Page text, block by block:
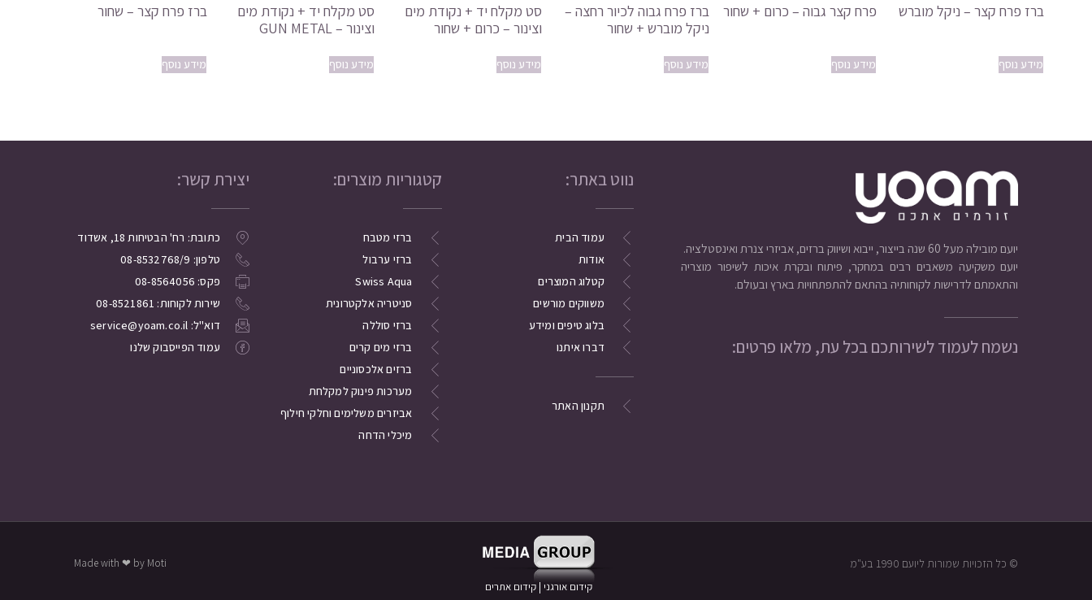
ברז פרח קצר – ניקל מוברש
מידע נוסף
פרח קצר גבוה – כרום + שחור
מידע נוסף
ברז פרח גבוה לכיור רחצה –
ניקל מוברש + שחור
מידע נוסף
סט מקלח יד + נקודת מים
וצינור – כרום + שחור
מידע נוסף
סט מקלח יד + נקודת מים
וצינור – GUN METAL
מידע נוסף
ברז פרח קצר – שחור
מידע נוסף
יועם מובילה מעל 60 שנה בייצור, ייבוא ושיווק ברזים, אביזרי צנרת ואינסטלציה.
יועם משקיעה משאבים רבים במחקר, פיתוח ובקרת איכות לשיפור מוצריה
והתאמתם לדרישות לקוחותיה בהתאם להתפתחויות בארץ ובעולם.
נשמח לעמוד לשירותכם בכל עת, מלאו פרטים:
נווט באתר:
עמוד הבית
אודות
קטלוג המוצרים
משווקים מורשים
בלוג טיפים ומידע
דברו איתנו
תקנון האתר
קטגוריות מוצרים:
ברזי מטבח
ברזי ערבול
Swiss Aqua
סניטריה אלקטרונית
ברזי סוללה
ברזי מים קרים
ברזים אלכסוניים
מערכות פינוק למקלחת
אביזרים משלימים וחלקי חילוף
מיכלי הדחה
יצירת קשר:
כתובת: רח' הבטיחות 18, אשדוד
טלפון: 08-8532768/9
פקס: 08-8564056
שירות לקוחות: 08-8521861
דוא"ל: service@yoam.co.il
עמוד הפייסבוק שלנו
© כל הזכויות שמורות ליועם 1990 בע"מ
קידום אורגני| קידום אתרים
Made with ❤ by Moti